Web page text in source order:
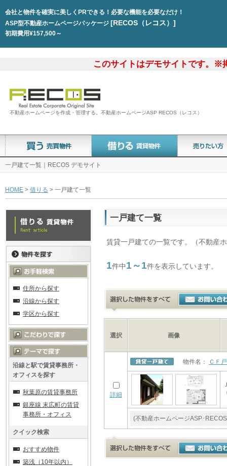
会社と物件を確実に美しくPRできる！必要な機能を必要なだけ！
ASP型不動産ホームページパッケージ [RECOS（レコス）]
初期費用¥157,500～
このサイトはデモサイトです。※
不動産ホームページを作成・管理する。不動産ホームページASP RECOS（レコス）
一戸建て一覧｜RECOS デモサイト
HOME > 借りる > 一戸建て一覧
一戸建て一覧
賃貸一戸建ての一覧です。（不動産
1件中1～1件を表示しています。
選択 画像
詳細
物件名： ＣＦ
(不動産ホームページASP･
住所から探す
沿線から探す
学区から探す
沿線と駅で賃貸事務所・
オフィスを探す
秋葉原の賃貸事務所
銀座線 末広町の賃貸
事務所・オフィス
クイック検索
おすすめ物件
築浅（10年以内）